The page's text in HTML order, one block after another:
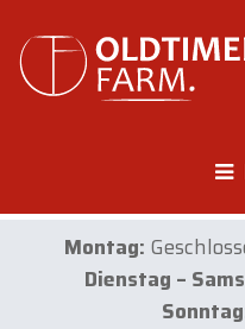
Montag:
Dienstag –